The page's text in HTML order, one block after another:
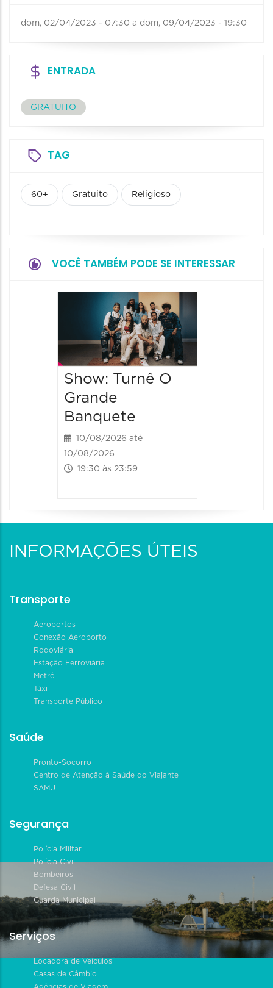
dom, 02/04/2023 - 07:30 a dom, 09/04/2023 - 19:30
ENTRADA
GRATUITO
TAG
60+ Gratuito Religioso
VOCÊ TAMBÉM PODE SE INTERESSAR
Show: Turnê O
Grande
Banquete
10/08/2026 até
10/08/2026
19:30 às 23:59
INFORMAÇÕES ÚTEIS
Transporte
Aeroportos
Conexão Aeroporto
Rodoviária
Estação Ferroviária
Metrô
Táxi
Transporte Público
Saúde
Pronto-Socorro
Centro de Atenção à Saúde do Viajante
SAMU
Segurança
Polícia Militar
Polícia Civil
Bombeiros
Defesa Civil
Guarda Municipal
Serviços
Locadora de Veículos
Casas de Câmbio